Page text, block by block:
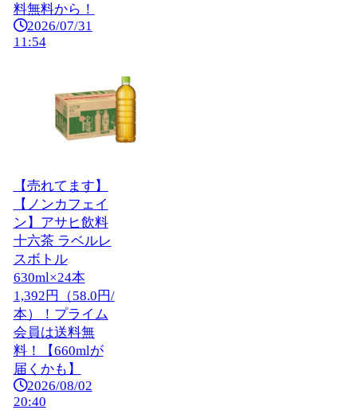
料無料から！
2026/07/31
11:54
【売れてます】
【ノンカフェイ
ン】アサヒ飲料
十六茶 ラベルレ
スボトル
630ml×24本
1,392円（58.0円/
本）！プライム
会員は送料無
料！【660mlが
届くかも】
2026/08/02
20:40